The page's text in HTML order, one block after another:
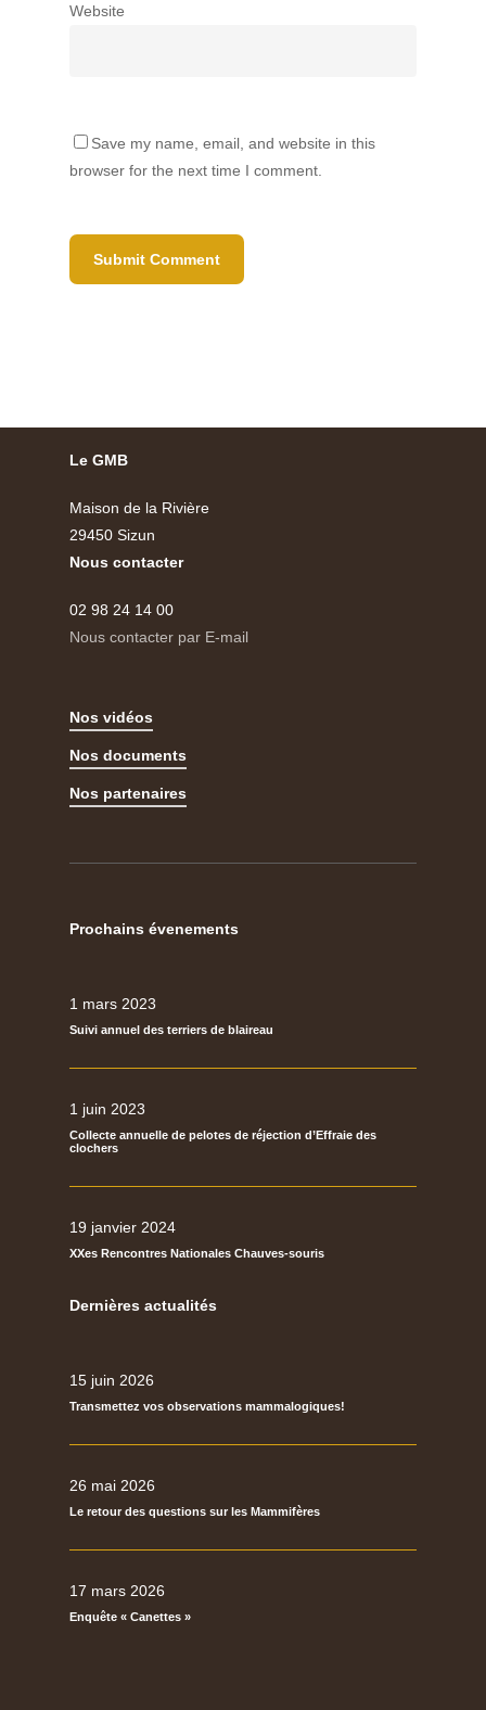
Website
Save my name, email, and website in this
browser for the next time I comment.
Le GMB
Maison de la Rivière
29450 Sizun
Nous contacter
02 98 24 14 00
Nous contacter par E-mail
Nos vidéos
Nos documents
Nos partenaires
Prochains évenements
1 mars 2023
Suivi annuel des terriers de blaireau
1 juin 2023
Collecte annuelle de pelotes de réjection d’Effraie des
clochers
19 janvier 2024
XXes Rencontres Nationales Chauves-souris
Dernières actualités
15 juin 2026
Transmettez vos observations mammalogiques!
26 mai 2026
Le retour des questions sur les Mammifères
17 mars 2026
Enquête « Canettes »